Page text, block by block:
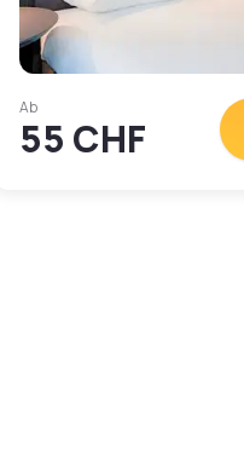
Ab
55 CHF